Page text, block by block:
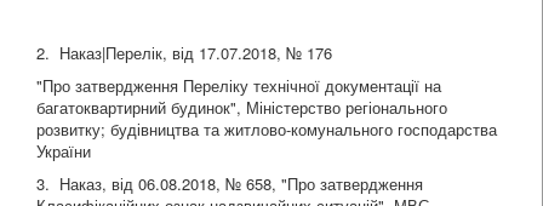
2. Наказ|Перелік, від 17.07.2018, № 176
"Про затвердження Переліку технічної документації на
багатоквартирний будинок", Міністерство регіонального
розвитку; будівництва та житлово-комунального господарства
України
3. Наказ, від 06.08.2018, № 658, "Про затвердження